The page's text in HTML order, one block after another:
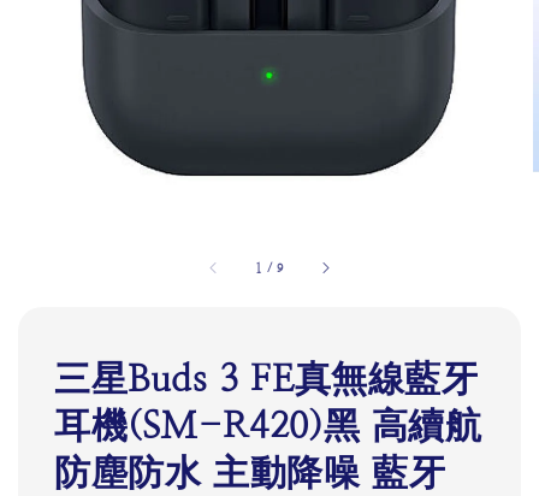
1 /9
三星Buds 3 FE真無線藍牙
耳機(SM-R420)黑 高續航
防塵防水 主動降噪 藍牙